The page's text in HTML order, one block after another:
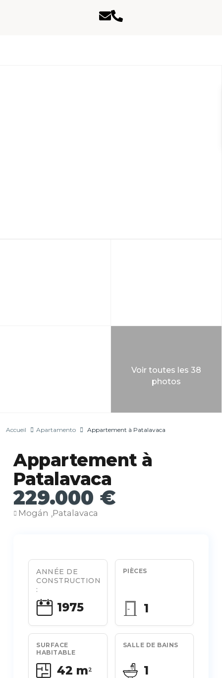
Voir toutes les 38
photos
Accueil Apartamento Appartement à Patalavaca
Appartement à
Patalavaca
229.000 €
Mogán ,Patalavaca
ANNÉE DE
CONSTRUCTION
:
1975
PIÈCES
1
SURFACE
HABITABLE
42 m2
SALLE DE BAINS
1